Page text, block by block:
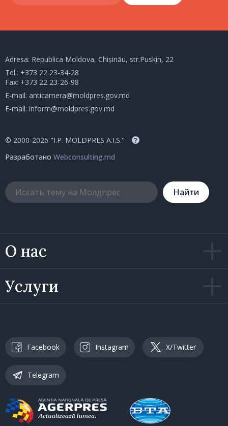
О нас
Услуги
Adresa: Republica Moldova, Chișinău, str.Puskin, 22
Tel.: +373 22 23-34-28
Fax: +373 22 23-26-98
E-mail: anticamera@moldpres.gov.md
E-mail: inform@moldpres.gov.md
© 2000-2026 "I.P. MOLDPRES A.I.S." ?
Разработано Webconsulting.md
Hайти
Facebook Instagram X/Twitter
Telegram